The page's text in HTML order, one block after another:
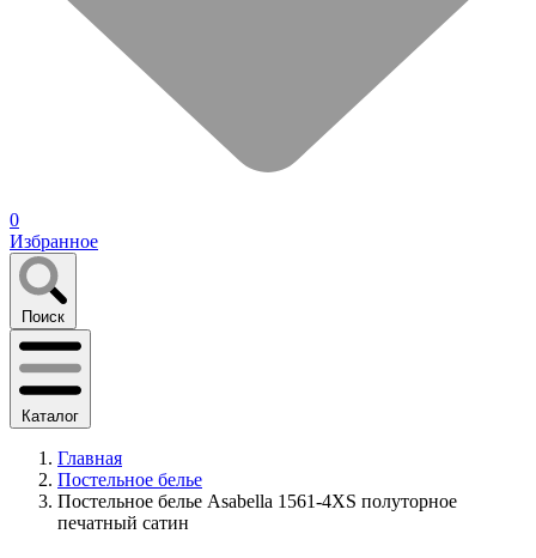
0
Избранное
Поиск
Каталог
Главная
Постельное белье
Постельное белье Asabella 1561-4XS полуторное
печатный сатин